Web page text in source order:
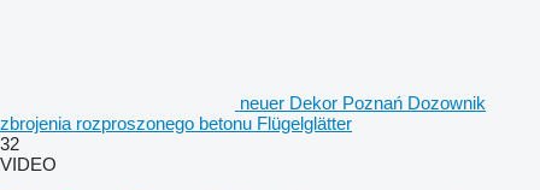
neuer Dekor Poznań Dozownik
zbrojenia rozproszonego betonu Flügelglätter
32
VIDEO